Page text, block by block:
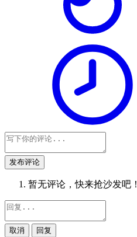
发布评论
暂无评论，快来抢沙发吧！
取消 回复